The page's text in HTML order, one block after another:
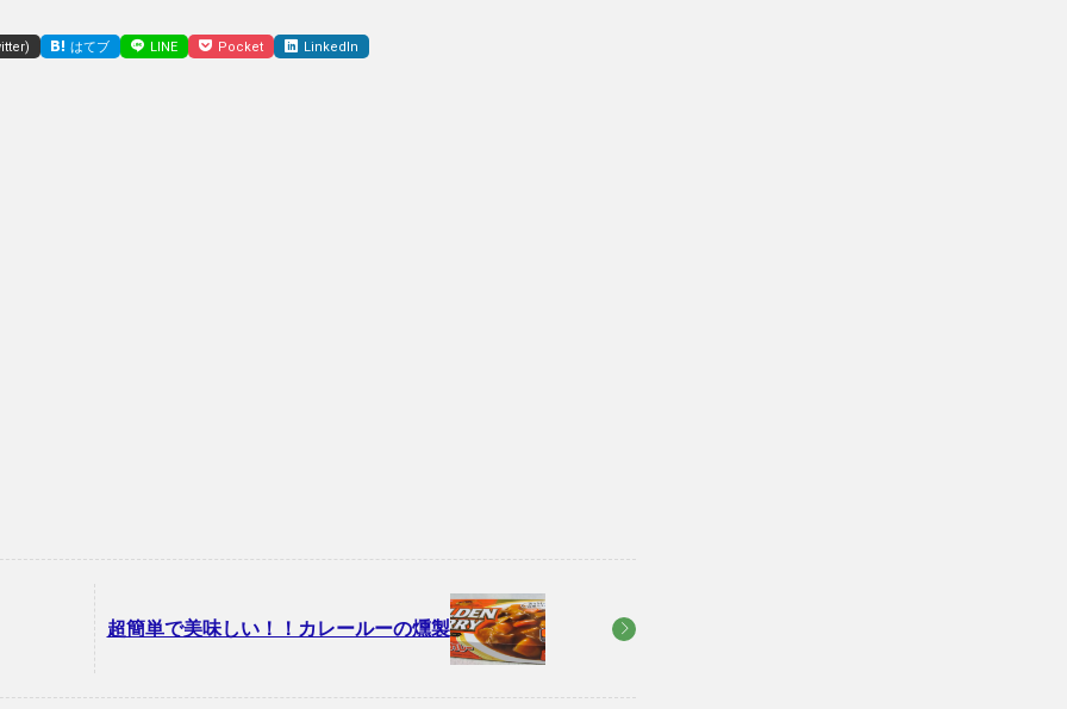
はてブ LINE Pocket LinkedIn
超簡単で美味しい！！カレールーの燻製